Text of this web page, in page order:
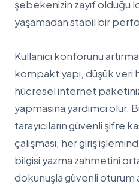
şebekenizin zayıf olduğu
yaşamadan stabil bir
Kullanıcı konforunu
kompakt yapı, düşük veri
hücresel internet
yapmasına yardımcı olur.
tarayıcıların güvenli şifre
çalışması, her giriş
bilgisi yazma zahmetini
dokunuşla güvenli oturum